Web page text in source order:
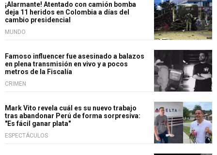
¡Alarmante! Atentado con camión bomba
deja 11 heridos en Colombia a días del
cambio presidencial
MUNDO
Famoso influencer fue asesinado a balazos
en plena transmisión en vivo y a pocos
metros de la Fiscalía
CRIMEN
Mark Vito revela cuál es su nuevo trabajo
tras abandonar Perú de forma sorpresiva:
"Es fácil ganar plata"
ESPECTÁCULOS